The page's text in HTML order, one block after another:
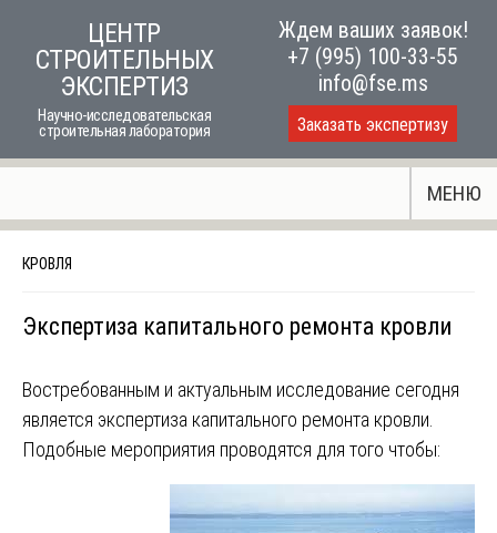
content
ЦЕНТР
СТРОИТЕЛЬНЫХ
ЭКСПЕРТИЗ
Научно-исследовательская
строительная лаборатория
Ждем ваших заявок!
+7 (995) 100-33-55
info@fse.ms
Заказать экспертизу
МЕНЮ
КРОВЛЯ
Экспертиза капитального ремонта кровли
Востребованным и актуальным исследование сегодня
является экспертиза капитального ремонта кровли.
Подобные мероприятия проводятся для того чтобы: